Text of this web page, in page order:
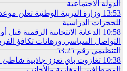
الدولة الاجتماعية
13:53 وزارة التربية الوطنية تعلن
للحجرات الدراسية
10:58 الدعاية الانتخابية الرقمية
التواصل السياسي ورهانات تكافؤ
التنظيمي رقم 53.25
10:38 تغازوت باي تعزز جاذبية
المصطافين المغاربة والأجانب